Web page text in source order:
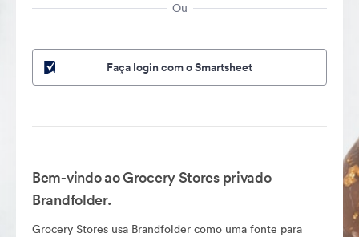
Ou
Faça login com o Smartsheet
Bem-vindo ao Grocery Stores privado
Brandfolder.
Grocery Stores usa Brandfolder como uma fonte para